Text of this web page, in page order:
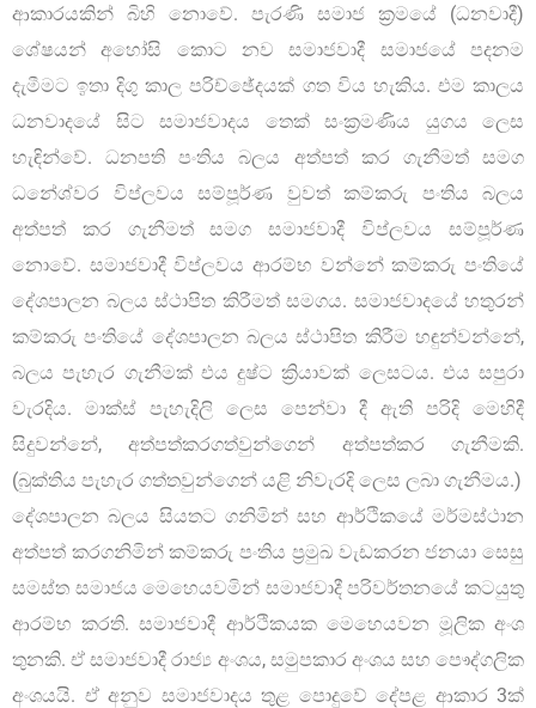
ආකාරයකින් බිහි නොවේ. පැරණි සමාජ ක්‍රමයේ (ධනවාදී)
ශේෂයන් අහෝසි කොට නව සමාජවාදී සමාජයේ පදනම
දැමීමට ඉතා දිගු කාල පරිච්ඡේදයක් ගත විය හැකිය. එම කාලය
ධනවාදයේ සිට සමාජවාදය තෙක් සංක්‍රමණිය යුගය ලෙස
හැඳින්වේ. ධනපති පංතිය බලය අත්පත් කර ගැනීමත් සමග
ධනේශ්වර විප්ලවය සම්පූර්ණ වුවත් කම්කරු පංතිය බලය
අත්පත් කර ගැනීමත් සමග සමාජවාදී විප්ලවය සම්පූර්ණ
නොවේ. සමාජවාදී විප්ලවය ආරම්භ වන්නේ කම්කරු පංතියේ
දේශපාලන බලය ස්ථාපිත කිරීමත් සමගය. සමාජවාදයේ හතුරන්
කම්කරු පංතියේ දේශපාලන බලය ස්ථාපිත කිරීම හඳුන්වන්නේ,
බලය පැහැර ගැනීමක් එය දුෂ්ට ක්‍රියාවක් ලෙසටය. එය සපුරා
වැරදිය. මාක්ස් පැහැදිලි ලෙස පෙන්වා දී ඇති පරිදි මෙහිදී
සිදුවන්නේ, අත්පත්කරගත්වුන්ගෙන් අත්පත්කර ගැනීමකි.
(බුක්තිය පැහැර ගත්තවුන්ගෙන් යළි නිවැරදි ලෙස ලබා ගැනීමය.)
දේශපාලන බලය සියතට ගනිමින් සහ ආර්ථිකයේ මර්මස්ථාන
අත්පත් කරගනිමින් කම්කරු පංතිය ප්‍රමුඛ වැඩකරන ජනයා සෙසු
සමස්ත සමාජය මෙහෙයවමින් සමාජවාදී පරිවර්තනයේ කටයුතු
ආරම්භ කරති. සමාජවාදී ආර්ථිකයක මෙහෙයවන මූලික අංශ
තුනකි. ඒ සමාජවාදී රාජ්‍ය අංශය, සමුපකාර අංශය සහ පෞද්ගලික
අංශයයි. ඒ අනුව සමාජවාදය තුළ පොදුවේ දේපළ ආකාර 3ක්